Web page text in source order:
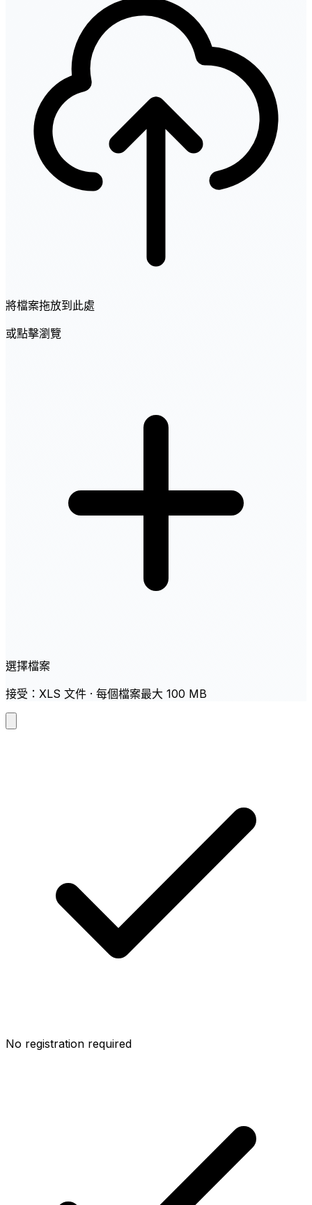
將檔案拖放到此處
或點擊瀏覽
選擇檔案
接受：XLS 文件 · 每個檔案最大 100 MB
No registration required